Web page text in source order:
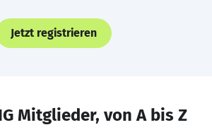
Jetzt registrieren
Mitglieder, von A bis Z